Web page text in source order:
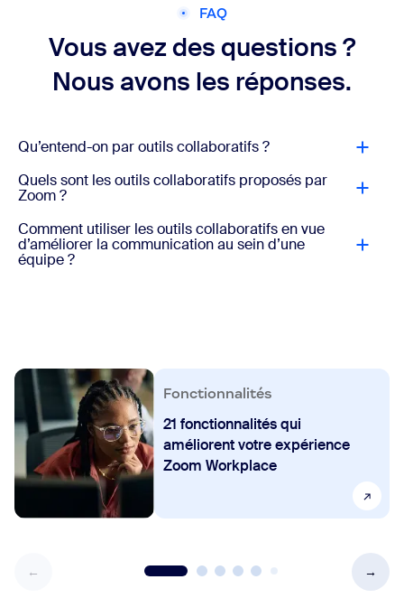
FAQ
Vous avez des questions ?
Nous avons les réponses.
Qu’entend-on par outils collaboratifs ?
Quels sont les outils collaboratifs proposés par
Zoom ?
Comment utiliser les outils collaboratifs en vue
d’améliorer la communication au sein d’une
équipe ?
Fonctionnalités
21 fonctionnalités qui
améliorent votre expérience
Zoom Workplace